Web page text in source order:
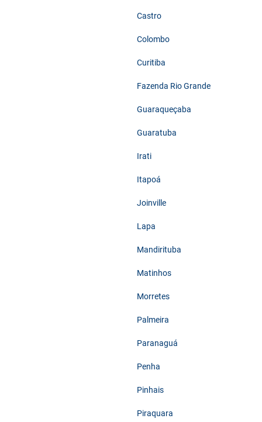
Castro
Colombo
Curitiba
Fazenda Rio Grande
Guaraqueçaba
Guaratuba
Irati
Itapoá
Joinville
Lapa
Mandirituba
Matinhos
Morretes
Palmeira
Paranaguá
Penha
Pinhais
Piraquara